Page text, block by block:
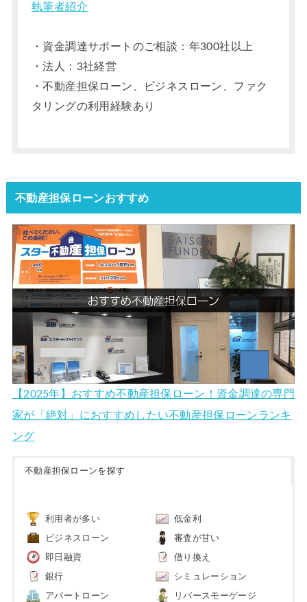
執筆者紹介
・資金調達サポートのご相談：年300社以上
・法人：3社経営
・不動産担保ローン、ビジネスローン、ファク
タリングの利用経験あり
不動産担保ローンおすすめ
【2025年】おすすめ不動産担保ローン！資金調達の専門
家が「絶対」におすすめしたい不動産担保ローンランキ
ング
不動産担保ローンを探す
利用者が多い 低金利
ビジネスローン 審査が甘い
即日融資 借り換え
銀行 シミュレーション
アパートローン リバースモーゲージ